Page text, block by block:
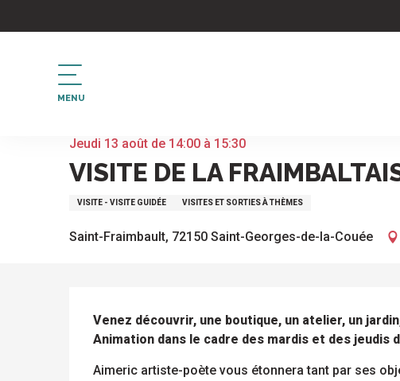
au
MENU
Accueil
Jeudi 13 août de 14:00 à 15:30
VISITE DE LA
VISITE - VISITE GUIDÉE VISITES ET SORTIES À THÈMES
Saint-Fraimbault, 72150 Saint-Georges-de-la-Couée
DESCRIPTION
Venez découvrir, une boutique, un atelier, un
Animation dans le cadre des mardis et des jeudis
Aimeric artiste-poète vous étonnera tant par ses